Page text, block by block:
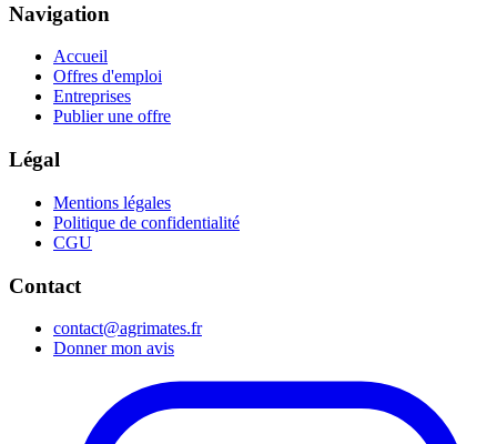
Navigation
Accueil
Offres d'emploi
Entreprises
Publier une offre
Légal
Mentions légales
Politique de confidentialité
CGU
Contact
contact@agrimates.fr
Donner mon avis